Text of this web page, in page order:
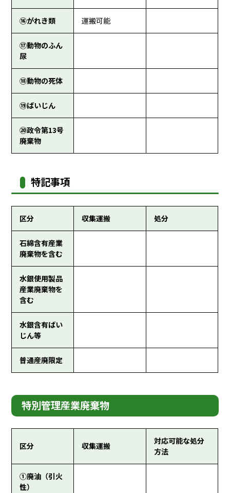
⑯がれき類 運搬可能
⑰動物のふん
尿
⑱動物の死体
⑲ばいじん
⑳政令第13号
廃棄物
特記事項
区分 収集運搬 処分
石綿含有産業
廃棄物を含む
水銀使用製品
産業廃棄物を
含む
水銀含有ばい
じん等
普通産廃限定
特別管理産業廃棄物
区分 収集運搬
対応可能な処分
方法
①廃油（引火
性）